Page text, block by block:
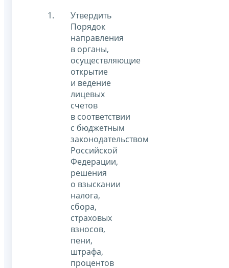
Утвердить
Порядок
направления
в органы,
осуществляющие
открытие
и ведение
лицевых
счетов
в соответствии
с бюджетным
законодательством
Российской
Федерации,
решения
о взыскании
налога,
сбора,
страховых
взносов,
пени,
штрафа,
процентов